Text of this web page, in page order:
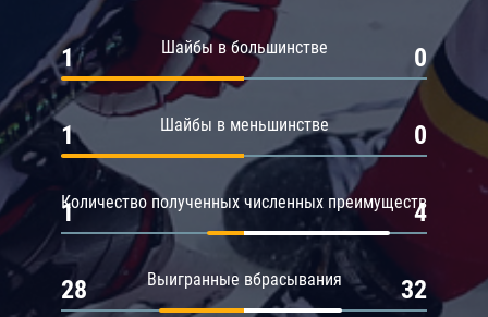
Шайбы в большинстве
1 0
Шайбы в меньшинстве
1 0
Количество полученных численных преимуществ
1 4
Выигранные вбрасывания
28 32